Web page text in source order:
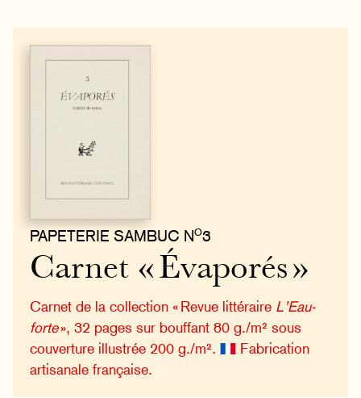
PAPETERIE SAMBUC NO3
Carnet « Évaporés »
Carnet de la collection « Revue littéraire L’Eau-
forte», 32 pages sur bouffant 80 g./m² sous
couverture illustrée 200 g./m².
Fabrication
artisanale française.